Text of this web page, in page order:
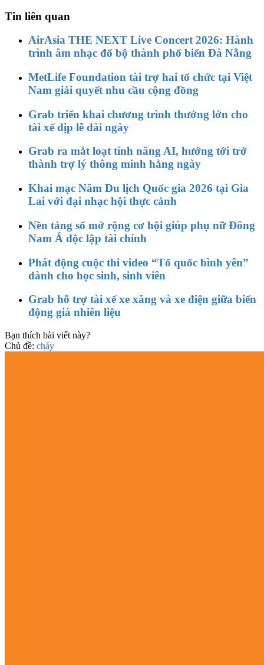
Tin liên quan
AirAsia THE NEXT Live Concert 2026: Hành
trình âm nhạc đổ bộ thành phố biển Đà Nẵng
MetLife Foundation tài trợ hai tổ chức tại Việt
Nam giải quyết nhu cầu cộng đồng
Grab triển khai chương trình thưởng lớn cho
tài xế dịp lễ dài ngày
Grab ra mắt loạt tính năng AI, hướng tới trở
thành trợ lý thông minh hằng ngày
Khai mạc Năm Du lịch Quốc gia 2026 tại Gia
Lai với đại nhạc hội thực cảnh
Nền tảng số mở rộng cơ hội giúp phụ nữ Đông
Nam Á độc lập tài chính
Phát động cuộc thi video “Tổ quốc bình yên”
dành cho học sinh, sinh viên
Grab hỗ trợ tài xế xe xăng và xe điện giữa biến
động giá nhiên liệu
Bạn thích bài viết này?
Chủ đề: cháy